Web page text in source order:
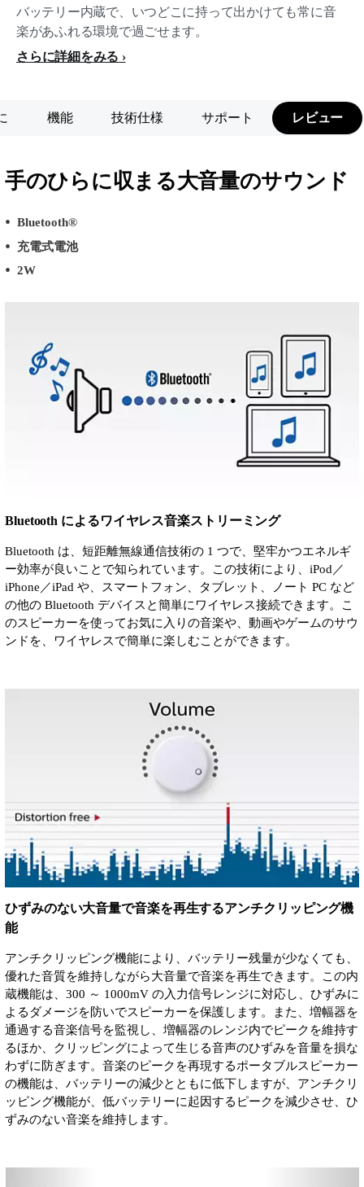
バッテリー内蔵で、いつどこに持って出かけても常に音
楽があふれる環境で過ごせます。
さらに詳細をみる
機能 技術仕様 サポート レビュー
手のひらに収まる大音量のサウンド
Bluetooth®
充電式電池
2W
Bluetooth によるワイヤレス音楽ストリーミング
Bluetooth は、短距離無線通信技術の 1 つで、堅牢かつエネルギ
ー効率が良いことで知られています。この技術により、iPod／
iPhone／iPad や、スマートフォン、タブレット、ノート PC など
の他の Bluetooth デバイスと簡単にワイヤレス接続できます。こ
のスピーカーを使ってお気に入りの音楽や、動画やゲームのサウ
ンドを、ワイヤレスで簡単に楽しむことができます。
ひずみのない大音量で音楽を再生するアンチクリッピング機
能
アンチクリッピング機能により、バッテリー残量が少なくても、
優れた音質を維持しながら大音量で音楽を再生できます。この内
蔵機能は、300 ～ 1000mV の入力信号レンジに対応し、ひずみに
よるダメージを防いでスピーカーを保護します。また、増幅器を
通過する音楽信号を監視し、増幅器のレンジ内でピークを維持す
るほか、クリッピングによって生じる音声のひずみを音量を損な
わずに防ぎます。音楽のピークを再現するポータブルスピーカー
の機能は、バッテリーの減少とともに低下しますが、アンチクリ
ッピング機能が、低バッテリーに起因するピークを減少させ、ひ
ずみのない音楽を維持します。